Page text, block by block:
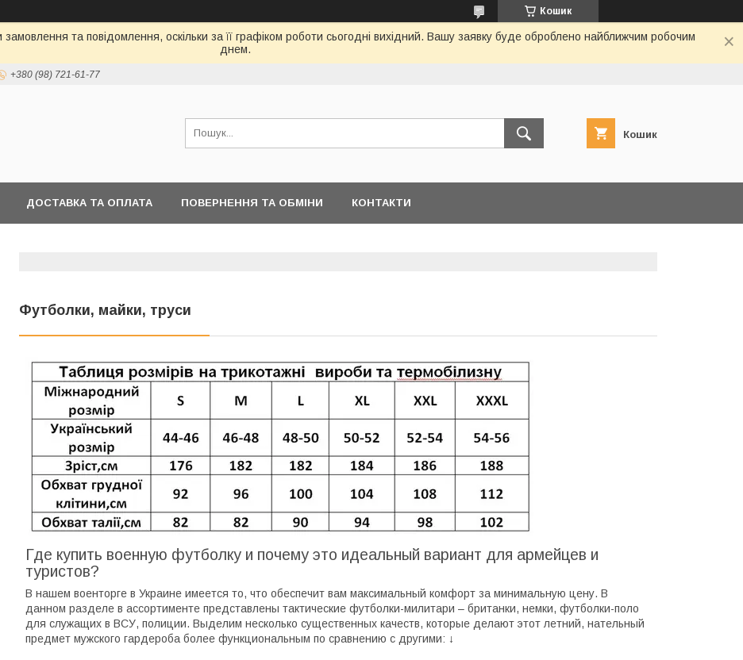
Кошик
та повідомлення, оскільки за її графіком роботи сьогодні вихідний. Вашу заявку буде оброблено найближчим робочим
днем.
+380 (98) 721-61-77
Кошик
ДОСТАВКА ТА ОПЛАТА ПОВЕРНЕННЯ ТА ОБМІНИ КОНТАКТИ
Футболки, майки, труси
Где купить военную футболку и почему это идеальный вариант для армейцев и
туристов?
В нашем военторге в Украине имеется то, что обеспечит вам максимальный комфорт за минимальную цену. В
данном разделе в ассортименте представлены тактические футболки-милитари – британки, немки, футболки-поло
для служащих в ВСУ, полиции. Выделим несколько существенных качеств, которые делают этот летний, нательный
предмет мужского гардероба более функциональным по сравнению с другими: ↓